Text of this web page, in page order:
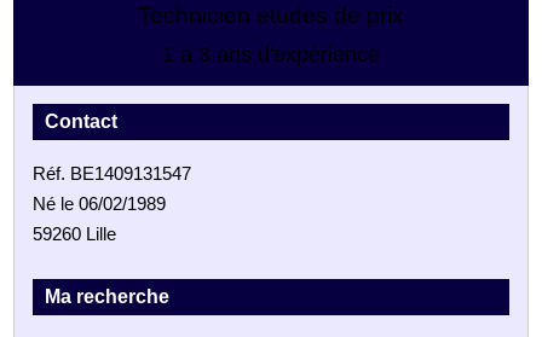
Technicien etudes de prix
1 à 3 ans d'expérience
Contact
Réf. BE1409131547
Né le 06/02/1989
59260 Lille
Ma recherche